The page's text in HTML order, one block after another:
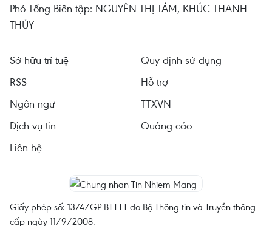
Phó Tổng Biên tập: NGUYỄN THỊ TÁM, KHÚC THANH
THỦY
Sở hữu trí tuệ
Quy định sử dụng
RSS
Hỗ trợ
Ngôn ngữ
TTXVN
Dịch vụ tin
Quảng cáo
Liên hệ
Giấy phép số: 1374/GP-BTTTT do Bộ Thông tin và Truyền thông
cấp ngày 11/9/2008.